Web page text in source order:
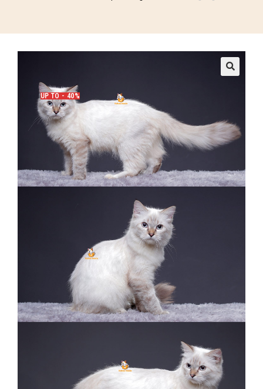
UP TO - 40%